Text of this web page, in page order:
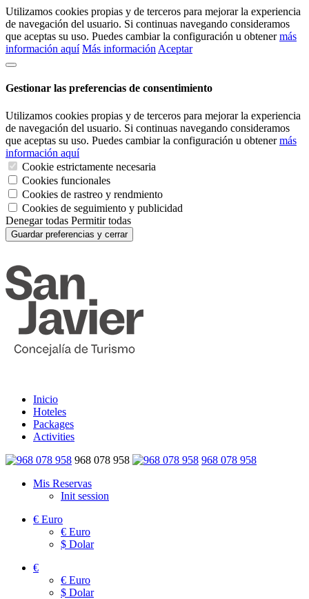
Utilizamos cookies propias y de terceros para mejorar la experiencia
de navegación del usuario. Si continuas navegando consideramos
que aceptas su uso. Puedes cambiar la configuración u obtenermás
información aquí Más información Aceptar
Gestionar las preferencias de consentimiento
Utilizamos cookies propias y de terceros para mejorar la experiencia
de navegación del usuario. Si continuas navegando consideramos
que aceptas su uso. Puedes cambiar la configuración u obtenermás
información aquí
Cookie estrictamente necesaria
Cookies funcionales
Cookies de rastreo y rendmiento
Cookies de seguimiento y publicidad
Denegar todas Permitir todas
Guardar preferencias y cerrar
Inicio
Hoteles
Packages
Activities
968 078 958
968 078 958
Mis Reservas
Init session
€ Euro
€ Euro
$ Dolar
€
€ Euro
$ Dolar